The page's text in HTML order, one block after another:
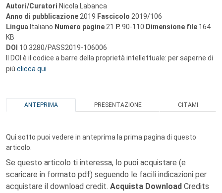
Autori/Curatori Nicola Labanca
Anno di pubblicazione 2019 Fascicolo 2019/106
Lingua Italiano Numero pagine 21 P. 90-110 Dimensione file 164
KB
DOI 10.3280/PASS2019-106006
Il DOI è il codice a barre della proprietà intellettuale: per saperne di
più clicca qui
ANTEPRIMA PRESENTAZIONE CITAMI
Qui sotto puoi vedere in anteprima la prima pagina di questo
articolo.
Se questo articolo ti interessa, lo puoi acquistare (e
scaricare in formato pdf) seguendo le facili indicazioni per
acquistare il download credit. Acquista Download Credits